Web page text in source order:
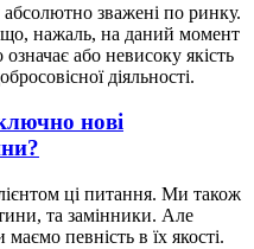
зважені по ринку.
що, нажаль, на даний момент
або невисоку якість
діяльності.
нові
ці питання. Ми також
та замінники. Але
певність в їх якості.